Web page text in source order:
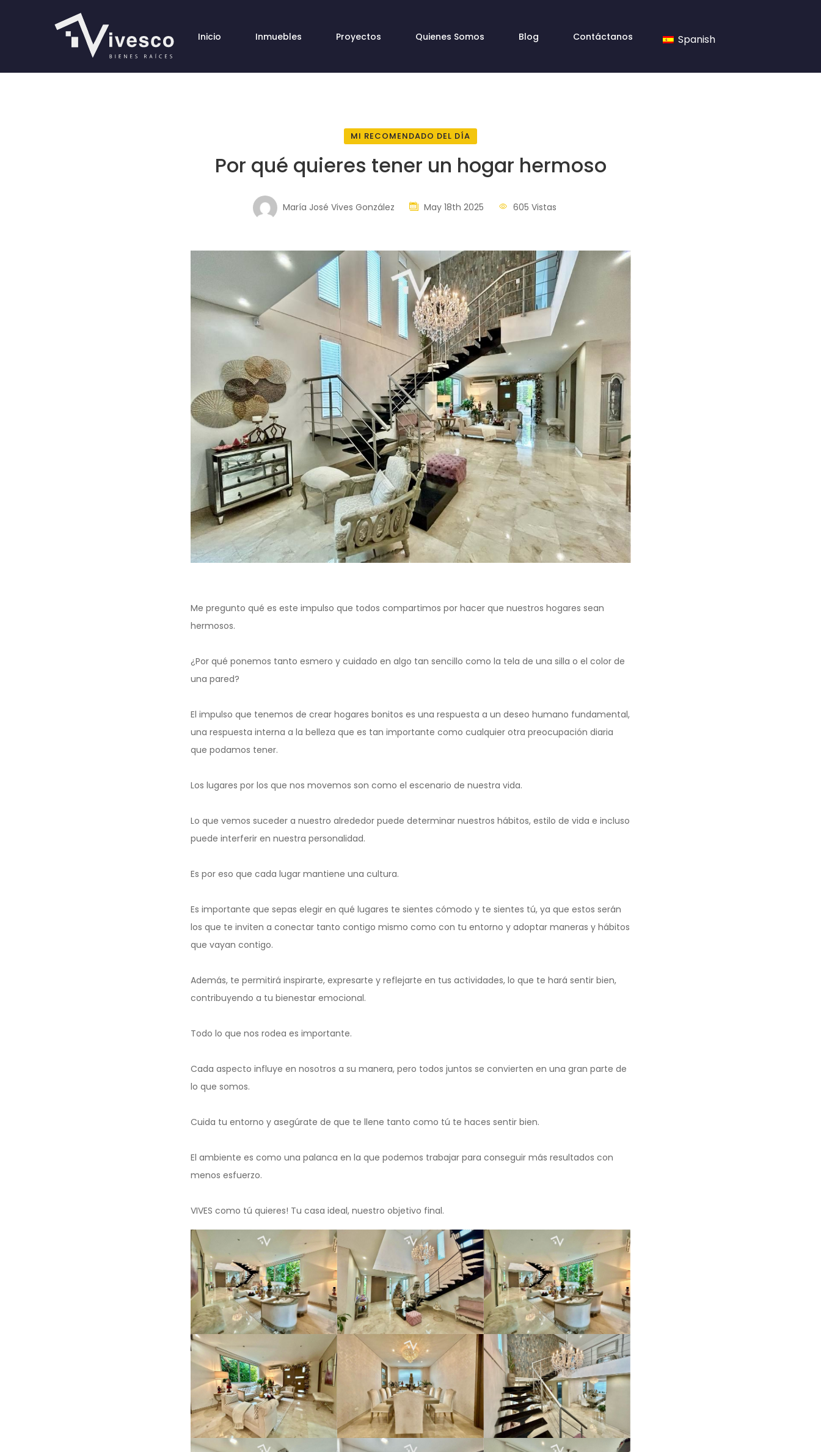
Inicio Inmuebles Proyectos Quienes Somos Blog Contáctanos Spanish
MI RECOMENDADO DEL DÍA
Por qué quieres tener un hogar hermoso
María José Vives González May 18th 2025 605 Vistas
Me pregunto qué es este impulso que todos compartimos por hacer que nuestros hogares sean
hermosos.
¿Por qué ponemos tanto esmero y cuidado en algo tan sencillo como la tela de una silla o el color de
una pared?
El impulso que tenemos de crear hogares bonitos es una respuesta a un deseo humano fundamental,
una respuesta interna a la belleza que es tan importante como cualquier otra preocupación diaria
que podamos tener.
Los lugares por los que nos movemos son como el escenario de nuestra vida.
Lo que vemos suceder a nuestro alrededor puede determinar nuestros hábitos, estilo de vida e incluso
puede interferir en nuestra personalidad.
Es por eso que cada lugar mantiene una cultura.
Es importante que sepas elegir en qué lugares te sientes cómodo y te sientes tú, ya que estos serán
los que te inviten a conectar tanto contigo mismo como con tu entorno y adoptar maneras y hábitos
que vayan contigo.
Además, te permitirá inspirarte, expresarte y reflejarte en tus actividades, lo que te hará sentir bien,
contribuyendo a tu bienestar emocional.
Todo lo que nos rodea es importante.
Cada aspecto influye en nosotros a su manera, pero todos juntos se convierten en una gran parte de
lo que somos.
Cuida tu entorno y asegúrate de que te llene tanto como tú te haces sentir bien.
El ambiente es como una palanca en la que podemos trabajar para conseguir más resultados con
menos esfuerzo.
VIVES como tú quieres! Tu casa ideal, nuestro objetivo final.